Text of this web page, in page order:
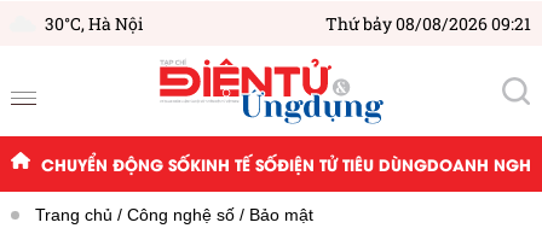
30°C,Hà Nội Thứ bảy 08/08/2026 09:21
CHUYỂN ĐỘNG SỐKINH TẾ SỐĐIỆN TỬ TIÊU DÙNGDOANH
Trang chủ Công nghệ số Bảo mật